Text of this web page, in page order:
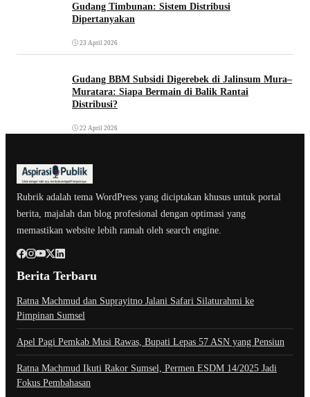
Gudang Timbunan: Sistem Distribusi
Dipertanyakan
23 April 2026
Gudang BBM Subsidi Digerebek di Jalinsum Mura–
Muratara: Siapa Bermain di Balik Rantai
Distribusi?
22 April 2026
Rubrik adalah tema WordPress yang diciptakan khusus untuk portal
berita, majalah dan blog profesional dengan optimasi yang
memastikan website lebih ramah oleh search engine.
Berita Terbaru
Ratna Machmud dan Suprayitno Jalani Safari Silaturahmi ke
Pimpinan Sumsel
Apel Pagi Pemkab Musi Rawas, Bupati Lepas 57 ASN yang Pensiun
Ratna Machmud Ikuti Rakor Sumsel, Permen ESDM 14/2025 Jadi
Fokus Pembahasan